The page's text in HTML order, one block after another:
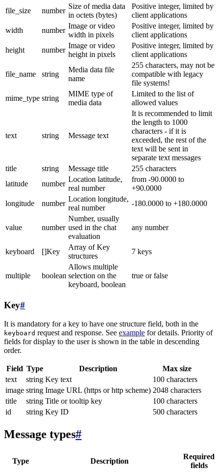
file_size
number
Size of media data
in octets (bytes)
Positive integer, limited by
client applications
width
number
Image or video
width in pixels
Positive integer, limited by
client applications
height
number
Image or video
height in pixels
Positive integer, limited by
client applications
file_name string
Media data file
name
255 characters, may not be
compatible with legacy
file systems!
mime_type string
MIME type of
media data
Limited to the list of
allowed values
text string Message text
It is recommended to limit
the length to 1000
characters - if it is
exceeded, the rest of the
text will be sent in
separate text messages
title
string Message title
255 characters
latitude
number
Location latitude,
real number
from -90.0000 to
+90.0000
longitude
number
Location longitude,
real number
-180.0000 to +180.0000
value number
Number, usually
used in the chat
evaluation
any number
keyboard []Key
Array of Key
structures
7 keys
multiple boolean
Allows multiple
selection on the
keyboard, boolean
true or false
Key#
It is mandatory for a key to have one structure field, both in the
keyboard request and response. See example for details. Priority of
fields for display to the user is shown in the table in descending
order.
Field Type Description
Max size
text
string Key text
100 characters
image string Image URL (https or http scheme) 2048 characters
title
string Title or tooltip key
100 characters
id
string Key ID 500 characters
Message types#
Type Description
Required
fields